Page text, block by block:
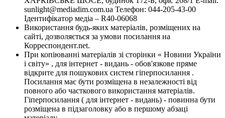
sunlight@mediadim.com.ua Телефон: 044-205-43-00
Ідентифікатор медіа – R40-06068
Використання будь-яких матеріалів, розміщених на
сайті, дозволяється за умови посилання на
Корреспондент.net.
При копіюванні матеріалів зі сторінки « Новини України
і світу» , для інтернет - видань - обов'язкове пряме
відкрите для пошукових систем гіперпосилання .
Посилання має бути розміщена в незалежності від
повного або часткового використання матеріалів.
Гіперпосилання ( для інтернет - видань) - повинна бути
розміщена в підзаголовку або в першому абзаці